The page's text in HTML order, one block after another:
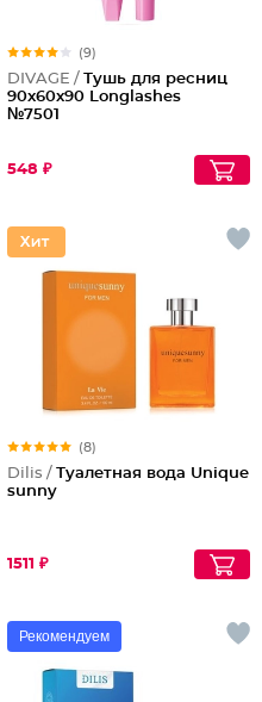
(9)
DIVAGE / Тушь для ресниц
90x60x90 Longlashes
№7501
548 ₽
(8)
Dilis / Туалетная вода Unique
sunny
1511 ₽
Рекомендуем